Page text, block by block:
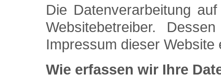
Die Datenverarbeitung
Websitebetreiber.
Impressum dieser Website
Wie erfassen wir Ihre